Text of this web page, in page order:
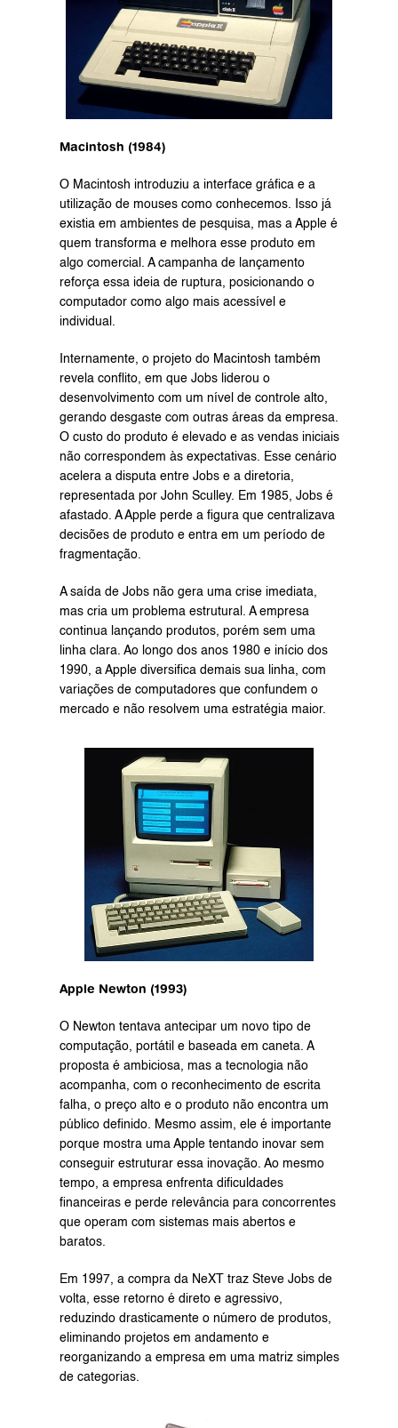
Macintosh (1984)
O Macintosh introduziu a interface gráfica e a
utilização de mouses como conhecemos. Isso já
existia em ambientes de pesquisa, mas a Apple é
quem transforma e melhora esse produto em
algo comercial. A campanha de lançamento
reforça essa ideia de ruptura, posicionando o
computador como algo mais acessível e
individual.
Internamente, o projeto do Macintosh também
revela conflito, em que Jobs liderou o
desenvolvimento com um nível de controle alto,
gerando desgaste com outras áreas da empresa.
O custo do produto é elevado e as vendas iniciais
não correspondem às expectativas. Esse cenário
acelera a disputa entre Jobs e a diretoria,
representada por John Sculley. Em 1985, Jobs é
afastado. A Apple perde a figura que centralizava
decisões de produto e entra em um período de
fragmentação.
A saída de Jobs não gera uma crise imediata,
mas cria um problema estrutural. A empresa
continua lançando produtos, porém sem uma
linha clara. Ao longo dos anos 1980 e início dos
1990, a Apple diversifica demais sua linha, com
variações de computadores que confundem o
mercado e não resolvem uma estratégia maior.
Apple Newton (1993)
O Newton tentava antecipar um novo tipo de
computação, portátil e baseada em caneta. A
proposta é ambiciosa, mas a tecnologia não
acompanha, com o reconhecimento de escrita
falha, o preço alto e o produto não encontra um
público definido. Mesmo assim, ele é importante
porque mostra uma Apple tentando inovar sem
conseguir estruturar essa inovação. Ao mesmo
tempo, a empresa enfrenta dificuldades
financeiras e perde relevância para concorrentes
que operam com sistemas mais abertos e
baratos.
Em 1997, a compra da NeXT traz Steve Jobs de
volta, esse retorno é direto e agressivo,
reduzindo drasticamente o número de produtos,
eliminando projetos em andamento e
reorganizando a empresa em uma matriz simples
de categorias.